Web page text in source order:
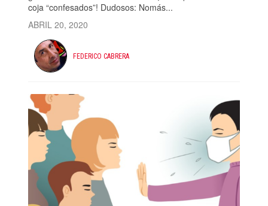
coja “confesados”! Dudosos: Nomás...
ABRIL 20, 2020
FEDERICO CABRERA